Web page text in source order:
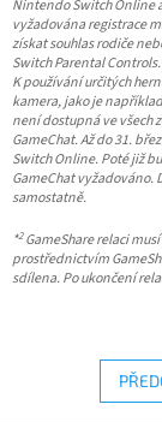
Nintendo Switch Online
vyžadována registrace
získat souhlas rodiče
Switch Parental
K používání určitých
kamera, jako je
není dostupná ve všech
GameChat. Až do 31.
Switch Online. Poté již
GameChat
samostatně.
*2GameShare relaci
prostřednictvím
sdílena. Po ukončení